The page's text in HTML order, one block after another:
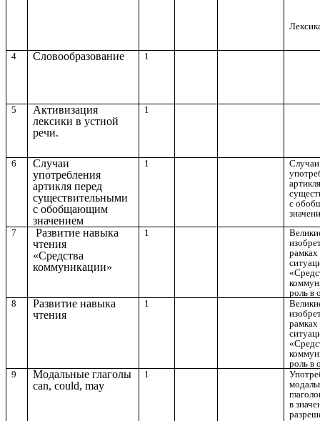
4 Словообразование 1
5
Активизация
лексики в устной
речи.
1
6
Случаи
употребления
артикля перед
существительными
с обобщающим
значением
1
Случаи
с
7
Развитие навыка
чтения
«Средства
коммуникации»
1
рамках
роль в
8
Развитие навыка
чтения
1
рамках
роль в
9
Модальные глаголы
can, could, may
1
в